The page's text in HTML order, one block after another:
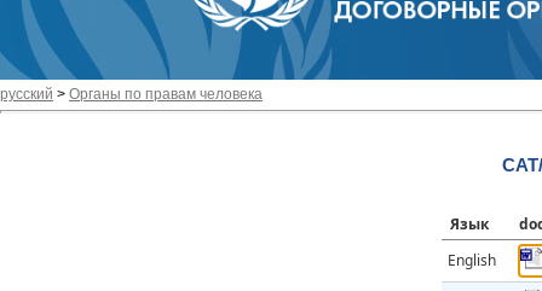
русский > Органы по правам человека
Язык
English